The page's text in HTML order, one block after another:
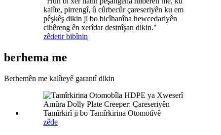
kalîte, pirrengî, û cûrbecûr çareseriyên ku em
pêşkêş dikin ji bo bicîhanîna hewcedariyên
cihêreng ên xerîdar destnîşan dikin."
zêdetir bibînin
berhema me
Berhemên me kalîteyê garantî dikin
zêde